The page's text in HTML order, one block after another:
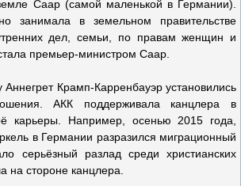
Саар (самой маленькой в Германии).
занимала в земельном правительстве
дел, семьи, по правам женщин и
премьер-министром Саар.
Крамп-Карренбауэр установились
АКК поддерживала канцлера в
карьеры. Например, осенью 2015 года,
в Германии разразился миграционный
серьёзный разлад среди христианских
на стороне канцлера.